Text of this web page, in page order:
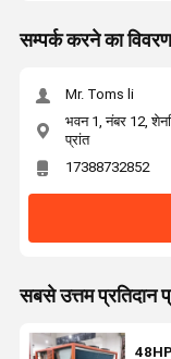
सम्पर्क करने का विवरण
Mr. Toms li
भवन 1, नंबर 12,
प्रांत
17388732852
सबसे उत्तम प्रतिदान
48HP